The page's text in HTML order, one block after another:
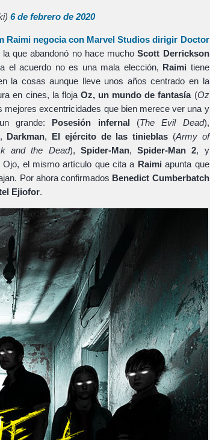
6 de febrero de 2020
Raimi negocia con Marvel Studios dirigir Doctor
que abandonó no hace muchoScott Derrickson
el acuerdo no es una mala elección, Raimi tiene
la cosas aunque lleve unos años centrado en la
en cines, la floja Oz, un mundo de fantasía(Oz
mejores excentricidades que bien merece ver una y
grande: Posesión infernal (The Evil Dead),
Darkman, El ejército de las tinieblas (Army of
and the Dead), Spider-Man,Spider-Man 2, y
Ojo, el mismo artículo que cita a Raimi apunta que
Por ahora confirmados Benedict Cumberbatch
Ejiofor.